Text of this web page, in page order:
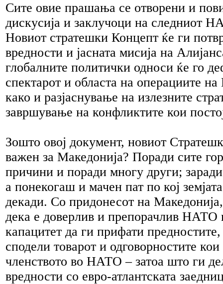
Сите овие прашања се отворени и
дискусија и заклучоци на следниот
Новиот стратешки Концепт ќе ги
вредности и јасната мисија на
глобалните политички односи ќе го
спектарот и областа на операциите
како и разјаснување на излезните
завршување на конфликтите кои
Зошто овој документ, новиот
важен за Македонија? Поради сите
причини и поради многу други;
а понекогаш и мачен пат по кој
декади. Со придонесот на
дека е доверлив и препорачлив НАТО
капацитет да ги прифати
сподели товарот и одговорностите кои
членството во НАТО – затоа што ги
вредности со евро-атлантската